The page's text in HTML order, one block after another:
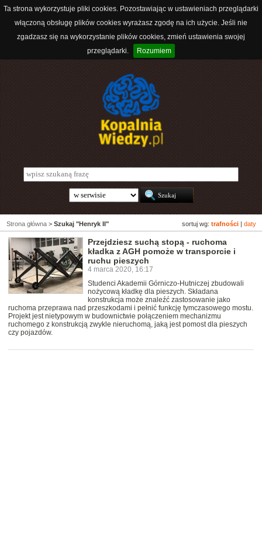
Ta strona wykorzystuje pliki cookies. Pozostawiając w ustawieniach przeglądarki
włączoną obsługę plików cookies wyrażasz zgodę na ich użycie. Jeśli nie
zgadzasz się na wykorzystanie plików cookies, zmień ustawienia swojej
przeglądarki.
Rozumiem
sortuj wg: trafności daty
Strona główna > Szukaj "Henryk II"
Przejdziesz suchą stopą - ruchoma
kładka z AGH pomoże w transporcie i
ruchu pieszych
4 marca 2020, 16:17
Studenci Akademii Górniczo-Hutniczej zbudowali
nożycową kładkę dla pieszych. Składana
konstrukcja może znaleźć zastosowanie jako
ruchoma przeprawa nad przeszkodami i pełnić funkcję tymczasowego mostu.
Projekt jest nietypowym w budownictwie połączeniem mechanizmu
ruchomego z konstrukcją zwykle nieruchomą, jaką jest pomost dla pieszych
czy pojazdów.